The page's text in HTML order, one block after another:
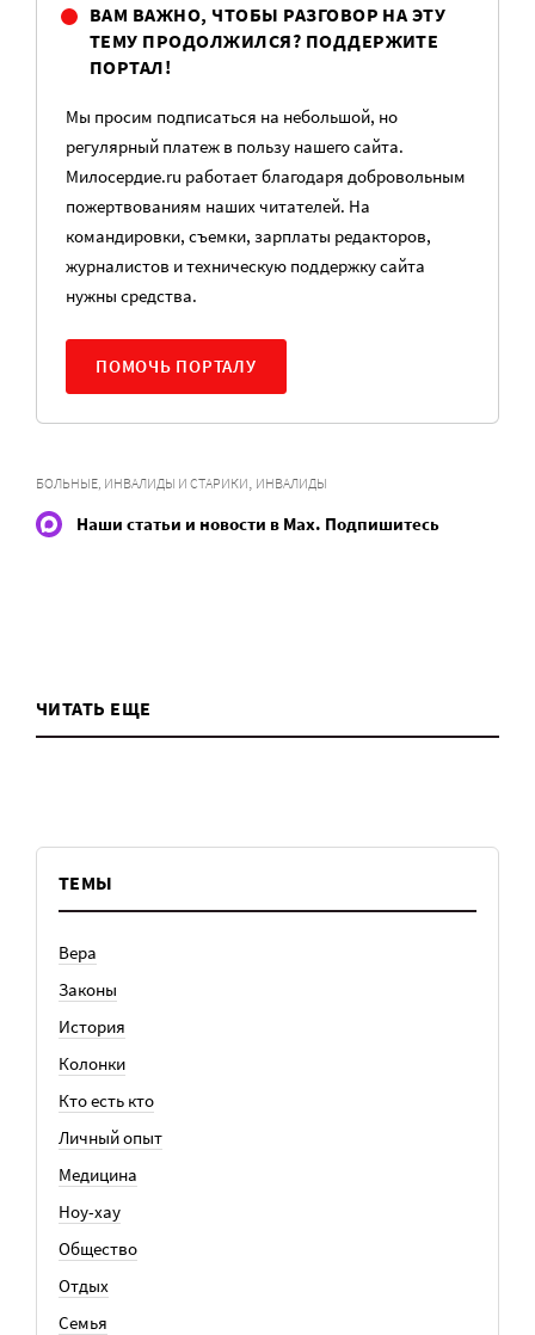
ВАМ ВАЖНО, ЧТОБЫ РАЗГОВОР НА ЭТУ
ТЕМУ ПРОДОЛЖИЛСЯ? ПОДДЕРЖИТЕ
ПОРТАЛ!
Мы просим подписаться на небольшой, но
регулярный платеж в пользу нашего сайта.
Милосердие.ru работает благодаря добровольным
пожертвованиям наших читателей. На
командировки, съемки, зарплаты редакторов,
журналистов и техническую поддержку сайта
нужны средства.
ПОМОЧЬ ПОРТАЛУ
БОЛЬНЫЕ, ИНВАЛИДЫ И СТАРИКИ ИНВАЛИДЫ
Наши статьи и новости в Max. Подпишитесь
ЧИТАТЬ ЕЩЕ
ТЕМЫ
Вера
Законы
История
Колонки
Кто есть кто
Личный опыт
Медицина
Ноу-хау
Общество
Отдых
Семья